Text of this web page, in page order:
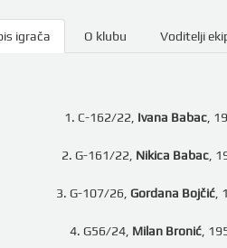
igrača O klubu Voditelji
1. C-162/22, Ivana Babac,
2. G-161/22, Nikica Babac ,
3. G-107/26, Gordana Bojčić,
4. G56/24, Milan Bronić,